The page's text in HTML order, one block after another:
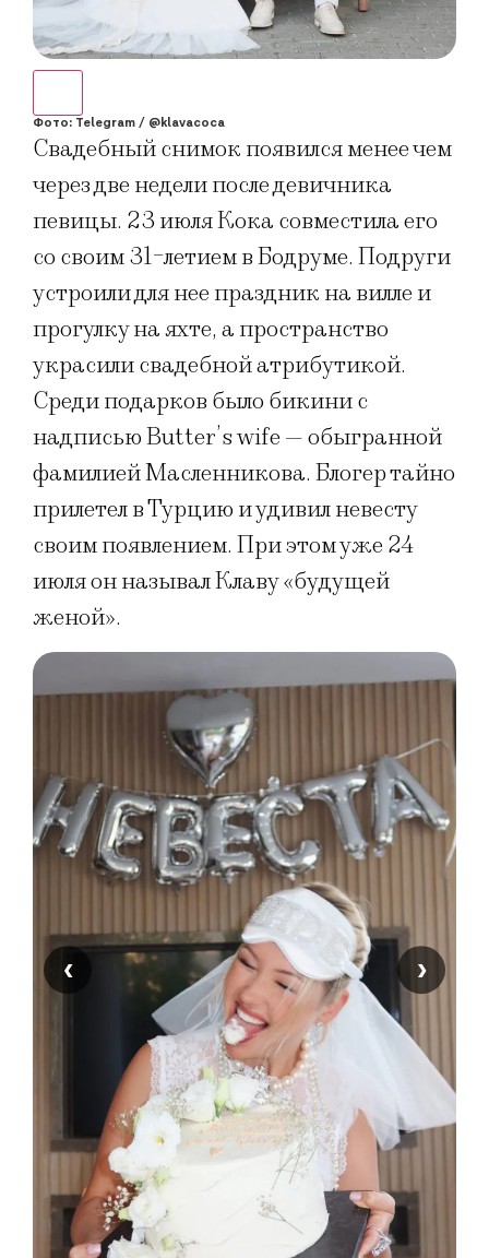
Фото: Telegram / @klavacoca
Свадебный снимок появился менее чем
через две недели после девичника
певицы. 23 июля Кока совместила его
со своим 31-летием в Бодруме. Подруги
устроили для нее праздник на вилле и
прогулку на яхте, а пространство
украсили свадебной атрибутикой.
Среди подарков было бикини с
надписью Butter’s wife — обыгранной
фамилией Масленникова. Блогер тайно
прилетел в Турцию и удивил невесту
своим появлением. При этом уже 24
июля он называл Клаву «будущей
женой».
‹ ›